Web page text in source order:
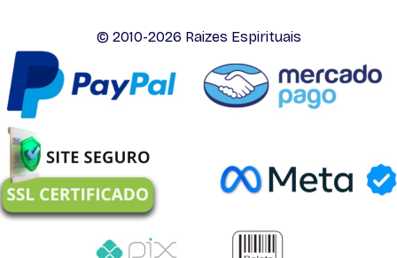
© 2010-2026 Raizes Espirituais